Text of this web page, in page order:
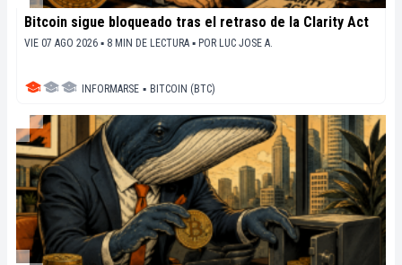
Bitcoin sigue bloqueado tras el retraso de la Clarity Act
VIE 07 AGO 2026 ▪ 8 MIN DE LECTURA ▪ POR LUC JOSE A.
INFORMARSE ▪ BITCOIN (BTC)